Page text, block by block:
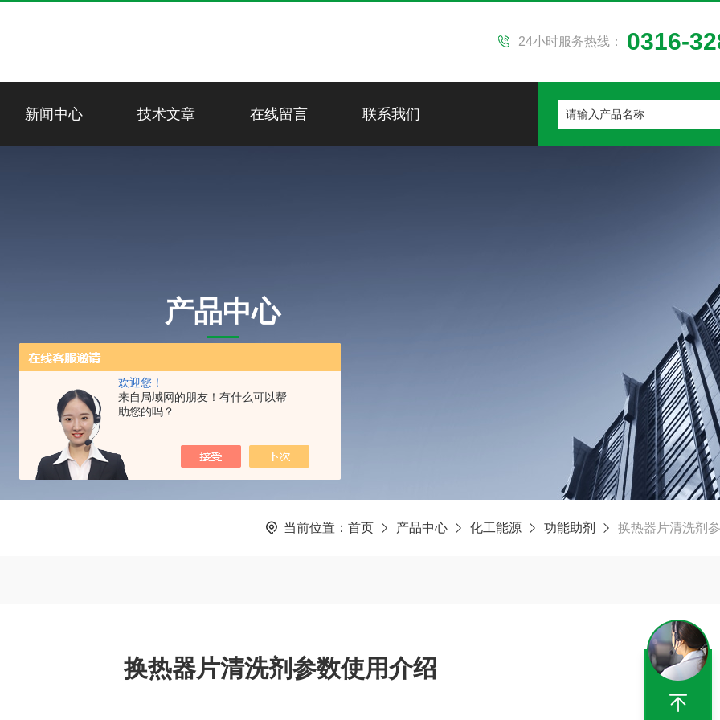
欢迎您！
来自局域网的朋友！有什么可以帮
助您的吗？
24小时服务热线： 0316-
新闻中心 技术文章 在线留言 联系我们
产品中心
当前位置： 首页 产品中心 化工能源 功能助剂 换热器片清洗剂
换热器片清洗剂参数使用介绍